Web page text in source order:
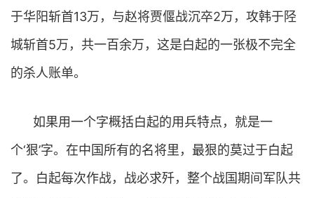
于华阳斩首13万，与赵将贾偃战沉卒2万，攻韩于陉
城斩首5万，共一百余万，这是白起的一张极不完全
的杀人账单。
如果用一个字概括白起的用兵特点，就是一
个‘狠’字。在中国所有的名将里，最狠的莫过于白起
了。白起每次作战，战必求歼，整个战国期间军队共